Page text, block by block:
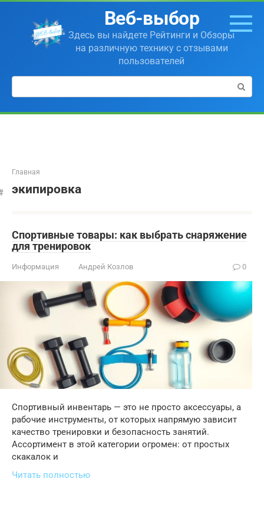
Перейти
контенту
Веб-выбор
Здесь вы найдете Рейтинги и Обзоры
на различную технику с отзывами
пользователей
Поиск:
Главная
экипировка
Спортивные товары: как выбрать снаряжение
для тренировок
Информация Андрей Козлов 0
Спортивный инвентарь — это не просто аксессуары, а
рабочие инструменты, от которых напрямую зависит
качество тренировки и безопасность занятий.
Ассортимент в этой категории огромен: от простых
скакалок и
Читать полностью